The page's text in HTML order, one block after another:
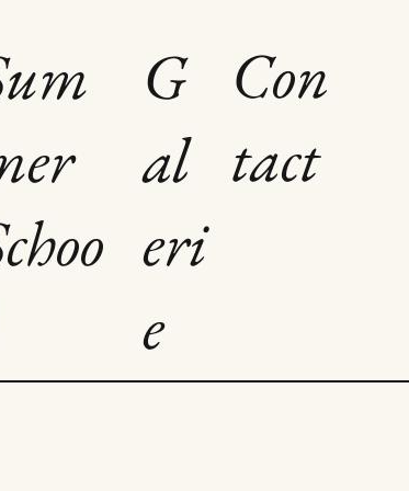
G
al
eri
e
Con
tact